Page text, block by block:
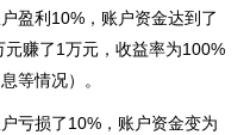
盈利10%，账户资金达到了
赚了1万元，收益率为100%
等情况）。
亏损了10%，账户资金变为